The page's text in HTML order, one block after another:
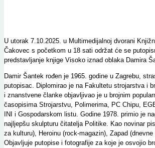
U utorak 7.10.2025. u Multimedijalnoj dvorani
Čakovec s početkom u 18 sati održat će se
predstavljanje knjige Visoko iznad oblaka Damira
Damir Šantek rođen je 1965. godine u Zagrebu,
putopisac. Diplomirao je na Fakultetu strojarstva i
i znanstvene članke objavljivao je u brojnim
časopisima Strojarstvu, Polimerima, PC Chipu,
INI i Gospodarskom listu. Godine 1978. primio je
najljepšu skulpturu čitatelja Politike. Kao novinar
za kulturu), Heroinu (rock-magazin), Zapad
Objavljuje putopise i fotografije za koje je osvojio